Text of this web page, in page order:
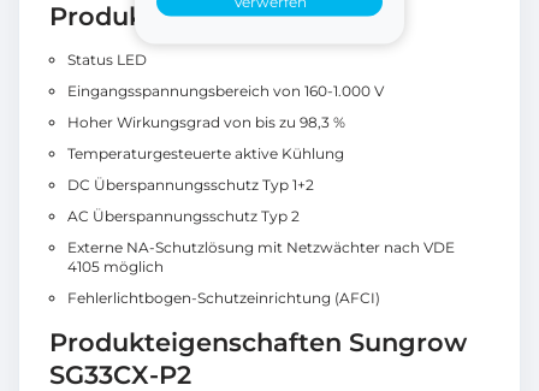
Produktvorteile
Status LED
Eingangsspannungsbereich von 160-1.000 V
Hoher Wirkungsgrad von bis zu 98,3 %
Temperaturgesteuerte aktive Kühlung
DC Überspannungsschutz Typ 1+2
AC Überspannungsschutz Typ 2
Externe NA-Schutzlösung mit Netzwächter nach VDE
4105 möglich
Fehlerlichtbogen-Schutzeinrichtung (AFCI)
Produkteigenschaften Sungrow
SG33CX-P2